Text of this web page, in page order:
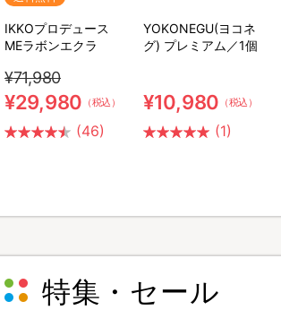
IKKOプロデュース
MEラボンエクラ
¥71,980
¥29,980 （税込）
(46)
YOKONEGU(ヨコネ
グ) プレミアム／1個
¥10,980 （税込）
(1)
特集・セール